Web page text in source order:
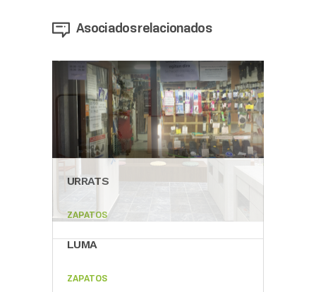
Asociados relacionados
URRATS
ZAPATOS
LUMA
ZAPATOS